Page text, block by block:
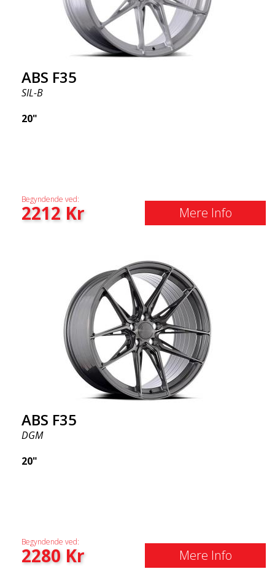
ABS F35
SIL-B
20"
Begyndende ved:
2212Kr Mere Info
ABS F35
DGM
20"
Begyndende ved:
2280Kr Mere Info